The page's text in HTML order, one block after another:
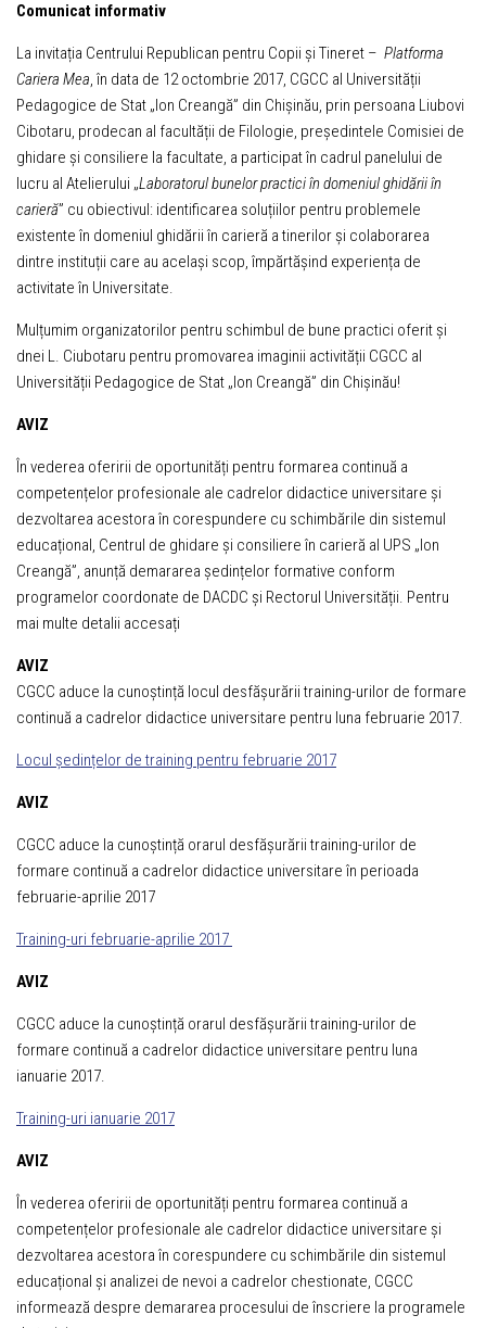
Comunicat informativ
La invitația Centrului Republican pentru Copii și Tineret – Platforma
Cariera Mea , în data de 12 octombrie 2017, CGCC al Universității
Pedagogice de Stat „Ion Creangă” din Chișinău, prin persoana Liubovi
Cibotaru, prodecan al facultății de Filologie, președintele Comisiei de
ghidare și consiliere la facultate, a participat în cadrul panelului de
lucru al Atelierului „Laboratorul bunelor practici în domeniul ghidării în
carieră” cu obiectivul: identificarea soluțiilor pentru problemele
existente în domeniul ghidării în carieră a tinerilor și colaborarea
dintre instituții care au același scop, împărtășind experiența de
activitate în Universitate.
Mulțumim organizatorilor pentru schimbul de bune practici oferit și
dnei L. Ciubotaru pentru promovarea imaginii activității CGCC al
Universității Pedagogice de Stat „Ion Creangă” din Chișinău!
AVIZ
În vederea oferirii de oportunități pentru formarea continuă a
competențelor profesionale ale cadrelor didactice universitare și
dezvoltarea acestora în corespundere cu schimbările din sistemul
educațional, Centrul de ghidare şi consiliere în carieră al UPS „Ion
Creangă”, anunță demararea ședințelor formative conform
programelor coordonate de DACDC și Rectorul Universității. Pentru
mai multe detalii accesați
AVIZ
CGCC aduce la cunoștință locul desfășurării training-urilor de formare
continuă a cadrelor didactice universitare pentru luna februarie 2017.
Locul ședințelor de training pentru februarie 2017
AVIZ
CGCC aduce la cunoștință orarul desfășurării training-urilor de
formare continuă a cadrelor didactice universitare în perioada
februarie-aprilie 2017
Training-uri februarie-aprilie 2017
AVIZ
CGCC aduce la cunoștință orarul desfășurării training-urilor de
formare continuă a cadrelor didactice universitare pentru luna
ianuarie 2017.
Training-uri ianuarie 2017
AVIZ
În vederea oferirii de oportunități pentru formarea continuă a
competențelor profesionale ale cadrelor didactice universitare și
dezvoltarea acestora în corespundere cu schimbările din sistemul
educațional și analizei de nevoi a cadrelor chestionate, CGCC
informează despre demararea procesului de înscriere la programele